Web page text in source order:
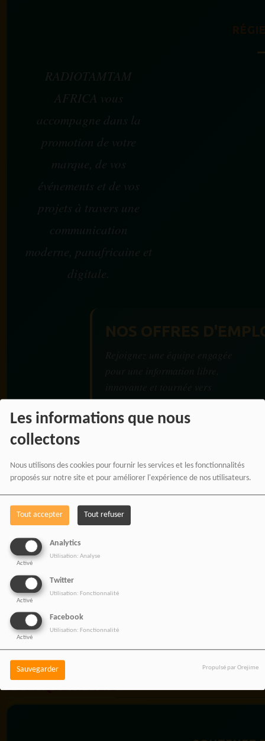
Les informations que nous
collectons
Nous utilisons des cookies pour fournir les services et les fonctionnalités
proposés sur notre site et pour améliorer l'expérience de nos utilisateurs.
Tout accepter Tout refuser
Analytics
Activé
Utilisation: Analyse
Twitter
Activé
Utilisation: Fonctionnalité
Facebook
Activé
Utilisation: Fonctionnalité
Sauvegarder Propulsé par Orejime
RADIOTAMTAM
AFRICA vous
accompagne dans la
promotion de votre
marque, de vos
événements et de vos
projets à travers une
communication
moderne, panafricaine et
digitale.
l’Afrique et sa diaspora.
RADIOTAMTAM
AFRICA — LA PAROLE
EST UNE FORCE